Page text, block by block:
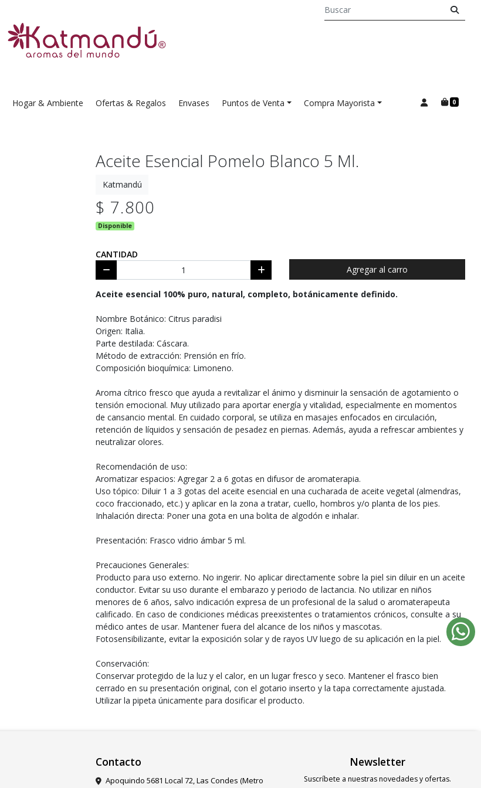
Hogar & Ambiente Ofertas & Regalos Envases Puntos de Venta Compra Mayorista 0
Aceite Esencial Pomelo Blanco 5 Ml.
Katmandú
$ 7.800
Disponible
CANTIDAD
Agregar al carro
Aceite esencial 100% puro, natural, completo, botánicamente definido.
Nombre Botánico: Citrus paradisi
Origen: Italia.
Parte destilada: Cáscara.
Método de extracción: Prensión en frío.
Composición bioquímica: Limoneno.
Aroma cítrico fresco que ayuda a revitalizar el ánimo y disminuir la sensación de agotamiento o
tensión emocional. Muy utilizado para aportar energía y vitalidad, especialmente en momentos
de cansancio mental. En cuidado corporal, se utiliza en masajes enfocados en circulación,
retención de líquidos y sensación de pesadez en piernas. Además, ayuda a refrescar ambientes y
neutralizar olores.
Recomendación de uso:
Aromatizar espacios: Agregar 2 a 6 gotas en difusor de aromaterapia.
Uso tópico: Diluir 1 a 3 gotas del aceite esencial en una cucharada de aceite vegetal (almendras,
coco fraccionado, etc.) y aplicar en la zona a tratar, cuello, hombros y/o planta de los pies.
Inhalación directa: Poner una gota en una bolita de algodón e inhalar.
Presentación: Frasco vidrio ámbar 5 ml.
Precauciones Generales:
Producto para uso externo. No ingerir. No aplicar directamente sobre la piel sin diluir en un aceite
conductor. Evitar su uso durante el embarazo y periodo de lactancia. No utilizar en niños
menores de 6 años, salvo indicación expresa de un profesional de la salud o aromaterapeuta
calificado. En caso de condiciones médicas preexistentes o tratamientos crónicos, consulte a su
médico antes de usar. Mantener fuera del alcance de los niños y mascotas.
Fotosensibilizante, evitar la exposición solar y de rayos UV luego de su aplicación en la piel.
Conservación:
Conservar protegido de la luz y el calor, en un lugar fresco y seco. Mantener el frasco bien
cerrado en su presentación original, con el gotario inserto y la tapa correctamente ajustada.
Utilizar la pipeta únicamente para dosificar el producto.
Contacto
Apoquindo 5681 Local 72, Las Condes (Metro
Newsletter
Suscríbete a nuestras novedades y ofertas.